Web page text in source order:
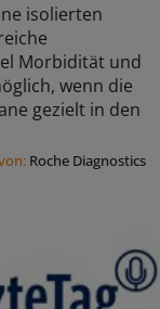
isolierten
Morbidität und
wenn die
gezielt in den
Roche Diagnostics